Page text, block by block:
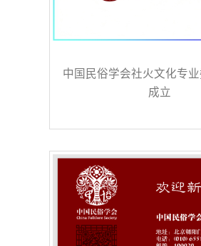
中国民俗学会社火文化专
成立